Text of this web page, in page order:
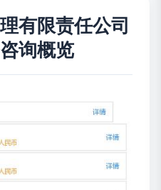
有限责任公司
询概览